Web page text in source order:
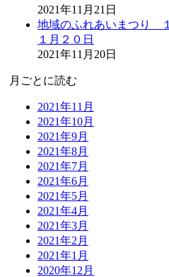
2021年11月21日
地域のふれあいまつり １
１月２０日
2021年11月20日
月ごとに読む
2021年11月
2021年10月
2021年9月
2021年8月
2021年7月
2021年6月
2021年5月
2021年4月
2021年3月
2021年2月
2021年1月
2020年12月